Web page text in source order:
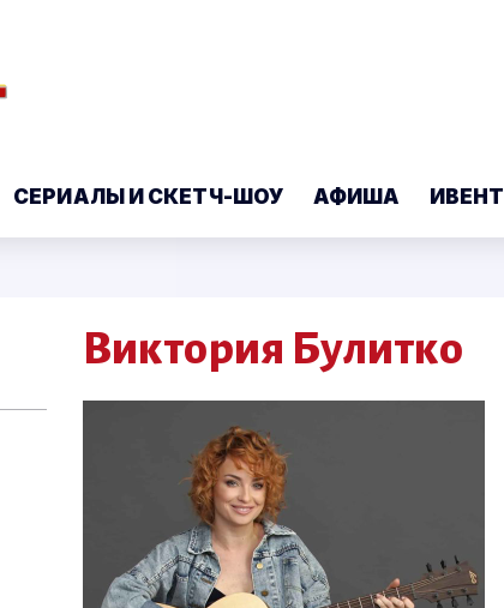
СЕРИАЛЫ И СКЕТЧ-ШОУ АФИША ИВЕНТ
Виктория Булитко